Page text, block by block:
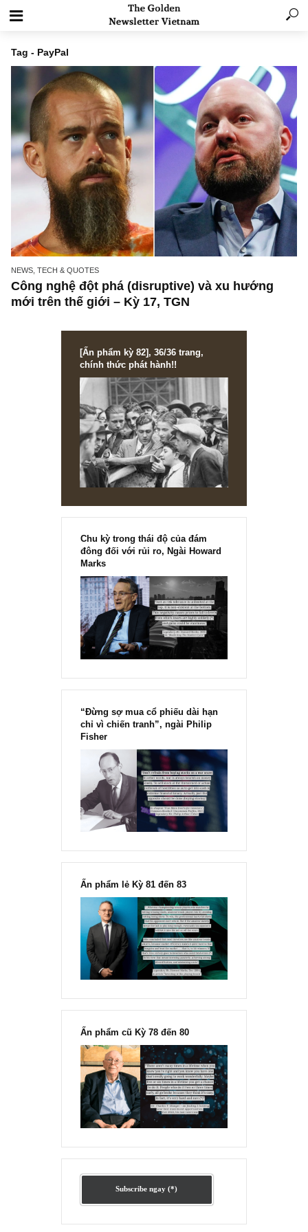
Tag - PayPal
NEWS, TECH & QUOTES
mới trên thế giới – Kỳ 17, TGN
[Ấn phẩm kỳ 82], 36/36 trang,
chính thức phát hành!!
Chu kỳ trong thái độ của đám
đông đối với rủi ro, Ngài Howard
Marks
“Đừng sợ mua cổ phiếu dài hạn
chỉ vì chiến tranh”, ngài Philip
Fisher
Ấn phẩm lẻ Kỳ 81 đến 83
Ấn phẩm cũ Kỳ 78 đến 80